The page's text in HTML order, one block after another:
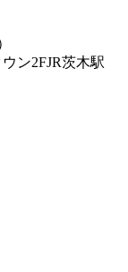
ウン2FJR茨木駅